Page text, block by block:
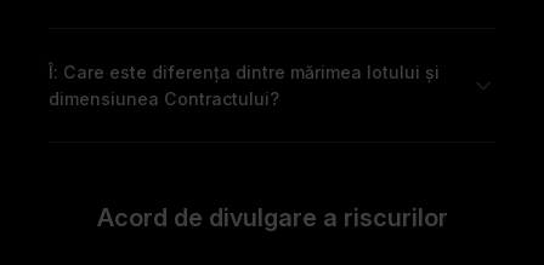
Î: Care este diferența dintre mărimea lotului și
dimensiunea Contractului?
Acord de divulgare a riscurilor